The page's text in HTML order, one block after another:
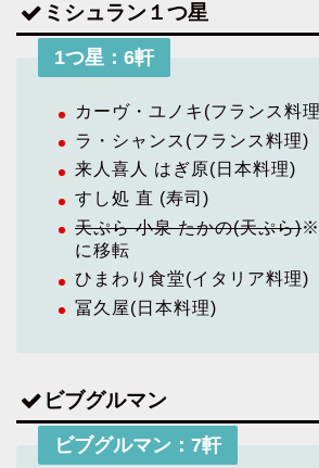
ミシュラン１つ星
1つ星：6軒
カーヴ・ユノキ(フランス料
ラ・シャンス(フランス料理)
来人喜人 はぎ原(日本料理)
すし処 直 (寿司)
天ぷら 小泉 たかの(天ぷら)※
に移転
ひまわり食堂(イタリア料理)
冨久屋(日本料理)
ビブグルマン
ビブグルマン：7軒